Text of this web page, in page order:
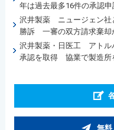
年は過去最多16件の承認
沢井製薬 ニュージェン社
勝訴 一審の双方請求棄却
沢井製薬・日医工 アトル
承認を取得 協業で製造所
無料